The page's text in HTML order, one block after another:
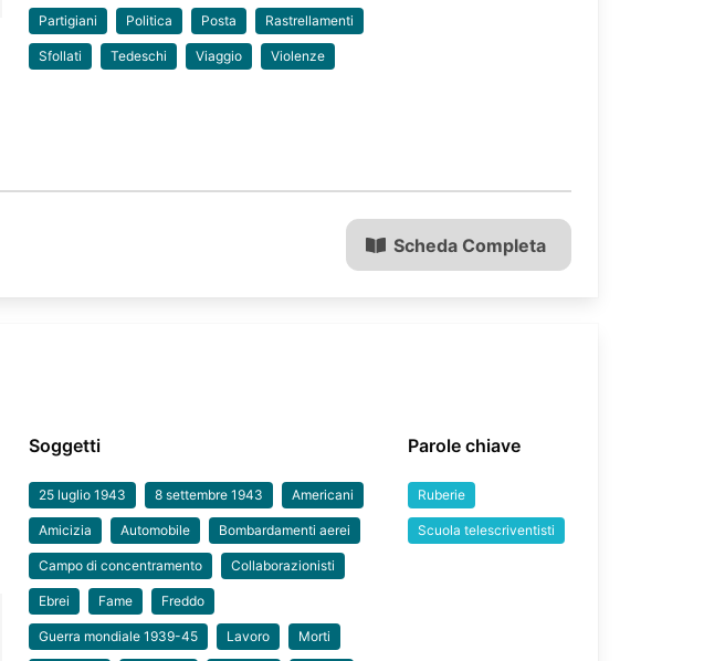
Partigiani Politica Posta Rastrellamenti
Sfollati Tedeschi Viaggio Violenze
Scheda Completa
Soggetti
25 luglio 1943 8 settembre 1943 Americani
Amicizia Automobile Bombardamenti aerei
Campo di concentramento Collaborazionisti
Ebrei Fame Freddo
Guerra mondiale 1939-45 Lavoro Morti
Parole chiave
Ruberie
Scuola telescriventisti